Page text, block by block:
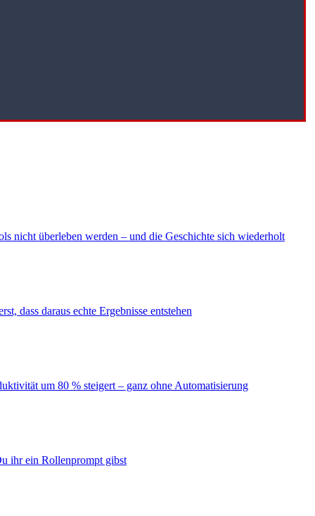
nicht überleben werden – und die Geschichte sich wiederholt
dass daraus echte Ergebnisse entstehen
um 80 % steigert – ganz ohne Automatisierung
ihr ein Rollenprompt gibst